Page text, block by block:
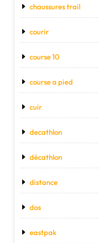
chaussures trail
courir
course 10
course a pied
cuir
decathlon
décathlon
distance
dos
eastpak